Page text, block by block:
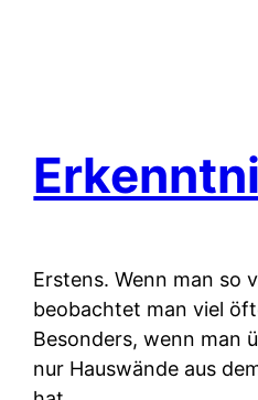
Erstens. Wenn man so
beobachtet man viel
Besonders, wenn man
nur Hauswände aus